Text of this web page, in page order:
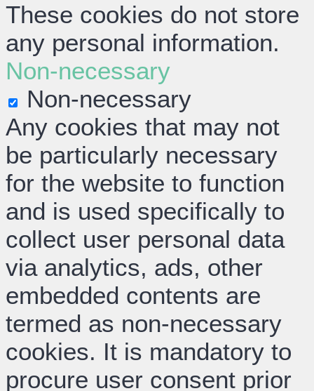
These cookies do not store
any personal information.
Non-necessary
Non-necessary
Any cookies that may not
be particularly necessary
for the website to function
and is used specifically to
collect user personal data
via analytics, ads, other
embedded contents are
termed as non-necessary
cookies. It is mandatory to
procure user consent prior